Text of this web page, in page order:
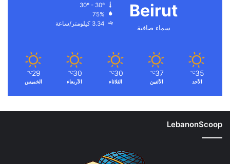
Beirut
سماء صافية
75%
3.34 كيلومتر/ساعة
35
℃
الأحد
37
℃
الأثنين
30
℃
الثلاثاء
30
℃
الأربعاء
29
℃
الخميس
LebanonScoop